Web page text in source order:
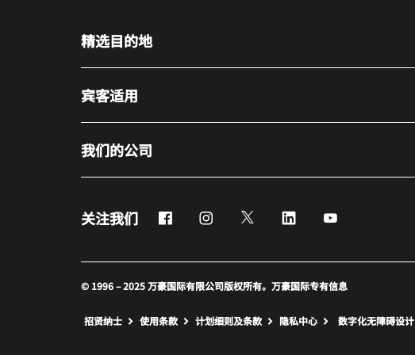
精选目的地
宾客适用
我们的公司
关注我们 FacebookInstagramTwitter LinkedIn
© 1996 – 2025 万豪国际有限公司版权所有。万豪国际专有信息
招贤纳士 使用条款 计划细则及条款 隐私中心 数字化无障碍设计